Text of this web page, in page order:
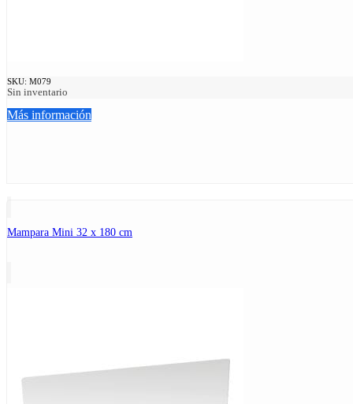
SKU: M079
Sin inventario
Más información
Mampara Mini 32 x 180 cm